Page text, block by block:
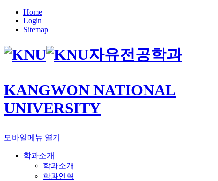
Home
Login
Sitemap
자유전공학과
KANGWON NATIONAL
UNIVERSITY
모바일메뉴 열기
학과소개
학과소개
학과연혁